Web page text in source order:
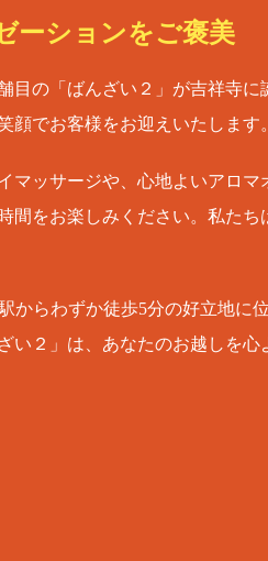
ーションをご褒美
目の「ばんざい２」が吉祥寺
でお客様をお迎えいたします。
マッサージや、心地よいアロ
間をお楽しみください。私た
からわずか徒歩5分の好立地
２」は、あなたのお越しを心